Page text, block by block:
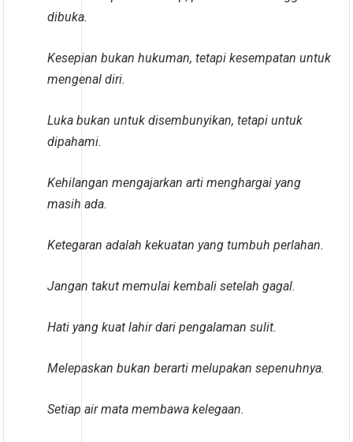
dibuka.
Kesepian bukan hukuman, tetapi kesempatan untuk
mengenal diri.
Luka bukan untuk disembunyikan, tetapi untuk
dipahami.
Kehilangan mengajarkan arti menghargai yang
masih ada.
Ketegaran adalah kekuatan yang tumbuh perlahan.
Jangan takut memulai kembali setelah gagal.
Hati yang kuat lahir dari pengalaman sulit.
Melepaskan bukan berarti melupakan sepenuhnya.
Setiap air mata membawa kelegaan.